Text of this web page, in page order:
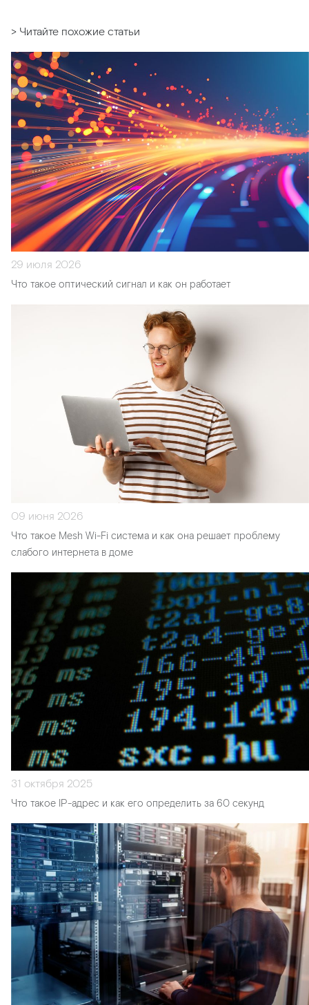
> Читайте похожие статьи
29 июля 2026
Что такое оптический сигнал и как он работает
09 июня 2026
Что такое Mesh Wi-Fi система и как она решает проблему
слабого интернета в доме
31 октября 2025
Что такое IP-адрес и как его определить за 60 секунд